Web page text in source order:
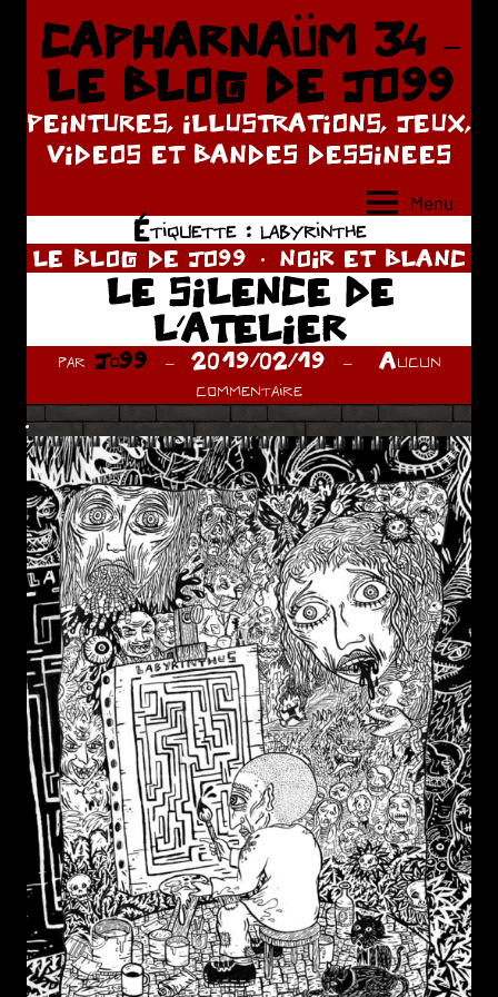
Aller
contenu
CAPHARNAÜM 34 –
LE BLOG DE JO99
PEINTURES, ILLUSTRATIONS, JEUX,
VIDEOS ET BANDES DESSINEES
Menu
Étiquette : labyrinthe
LE BLOG DE JO99 NOIR ET BLANC
LE SILENCE DE
L’ATELIER
par Jo99 2019/02/19
Aucun
commentaire
.